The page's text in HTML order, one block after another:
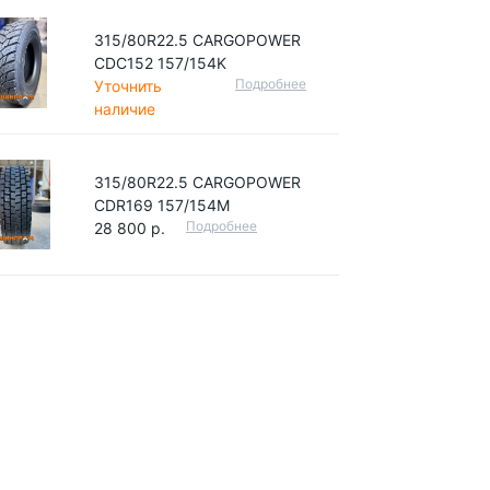
315/80R22.5 CARGOPOWER
CDC152 157/154K
Уточнить
наличие
Подробнее
315/80R22.5 CARGOPOWER
CDR169 157/154M
28 800 р.
Подробнее